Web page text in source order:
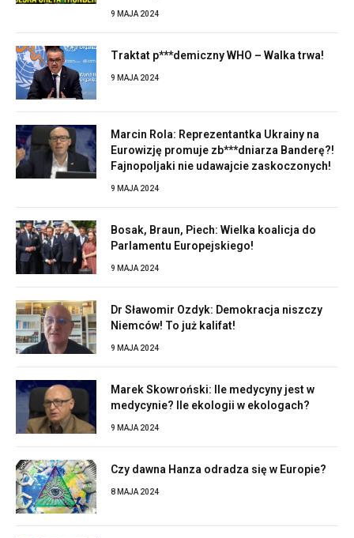
9 MAJA 2024
Traktat p***demiczny WHO – Walka trwa!
9 MAJA 2024
Marcin Rola: Reprezentantka Ukrainy na
Eurowizję promuje zb***dniarza Banderę?!
Fajnopoljaki nie udawajcie zaskoczonych!
9 MAJA 2024
Bosak, Braun, Piech: Wielka koalicja do
Parlamentu Europejskiego!
9 MAJA 2024
Dr Sławomir Ozdyk: Demokracja niszczy
Niemców! To już kalifat!
9 MAJA 2024
Marek Skowroński: Ile medycyny jest w
medycynie? Ile ekologii w ekologach?
9 MAJA 2024
Czy dawna Hanza odradza się w Europie?
8 MAJA 2024